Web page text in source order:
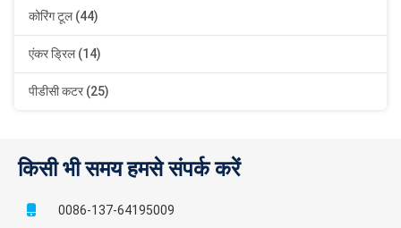
कोरिंग टूल (44)
एंकर ड्रिल (14)
पीडीसी कटर (25)
किसी भी समय हमसे संपर्क करें
0086-137-64195009